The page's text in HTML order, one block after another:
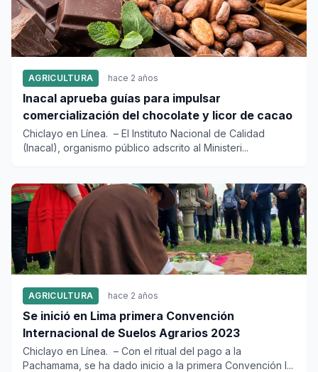
AGRICULTURA hace 2 años
Inacal aprueba guías para impulsar
comercialización del chocolate y licor de cacao
Chiclayo en Línea. – El Instituto Nacional de Calidad
(Inacal), organismo público adscrito al Ministeri...
AGRICULTURA hace 2 años
Se inició en Lima primera Convención
Internacional de Suelos Agrarios 2023
Chiclayo en Línea. – Con el ritual del pago a la
Pachamama, se ha dado inicio a la primera Convención I...